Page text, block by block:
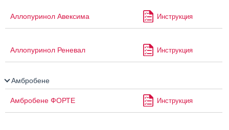
Аллопуринол Авексима Инструкция
Аллопуринол Реневал Инструкция
Амбробене
Амбробене ФОРТЕ Инструкция